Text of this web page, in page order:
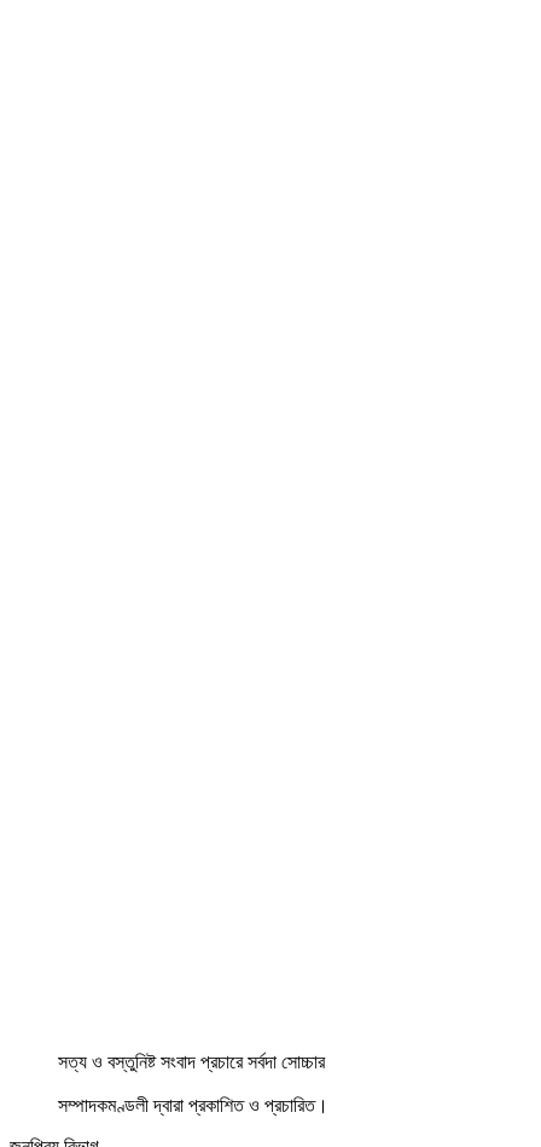
সত্য ও বস্তুনিষ্ট সংবাদ প্রচারে সর্বদা সোচ্চার
সম্পাদকমণ্ডলী দ্বারা প্রকাশিত ও প্রচারিত।